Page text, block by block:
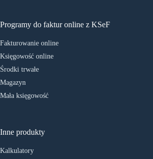
Programy do faktur online z KSeF
Fakturowanie online
Księgowość online
Środki trwałe
Magazyn
Mała księgowość
Inne produkty
Kalkulatory